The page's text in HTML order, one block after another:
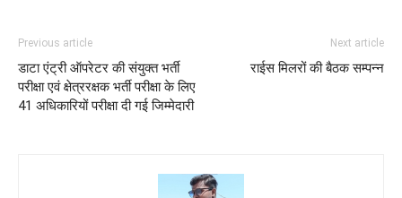
Previous article
डाटा एंट्री ऑपरेटर की संयुक्त भर्ती
परीक्षा एवं क्षेत्ररक्षक भर्ती परीक्षा के लिए
41 अधिकारियों परीक्षा दी गई जिम्मेदारी
Next article
राईस मिलरों की बैठक सम्पन्न